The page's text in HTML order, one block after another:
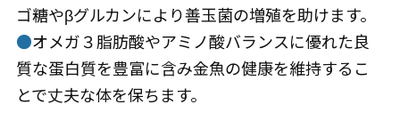
ゴ糖やβグルカンにより善玉菌の増殖を助けます。
●オメガ３脂肪酸やアミノ酸バランスに優れた良
質な蛋白質を豊富に含み金魚の健康を維持するこ
とで丈夫な体を保ちます。